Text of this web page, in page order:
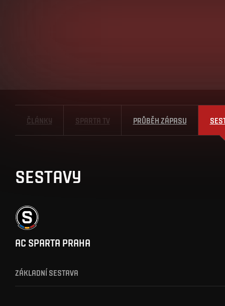
ČLÁNKY SPARTA TV PRŮBĚH ZÁPASU
SESTAVY
AC SPARTA PRAHA
ZÁKLADNÍ SESTAVA